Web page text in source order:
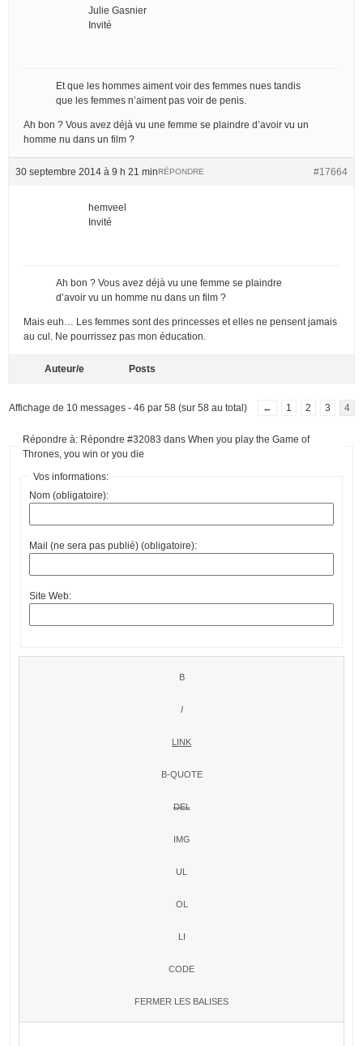
Julie Gasnier
Invité
Et que les hommes aiment voir des femmes nues tandis
que les femmes n’aiment pas voir de penis.
Ah bon ? Vous avez déjà vu une femme se plaindre d’avoir vu un
homme nu dans un film ?
30 septembre 2014 à 9 h 21 min #17664
RÉPONDRE
hemveel
Invité
Ah bon ? Vous avez déjà vu une femme se plaindre
d’avoir vu un homme nu dans un film ?
Mais euh… Les femmes sont des princesses et elles ne pensent jamais
au cul. Ne pourrissez pas mon éducation.
Auteur/e Posts
Affichage de 10 messages - 46 par 58 (sur 58 au total) ← 1 2 3 4
Répondre à: Répondre #32083 dans When you play the Game of
Thrones, you win or you die
Vos informations:
Nom (obligatoire):
Mail (ne sera pas publié) (obligatoire):
Site Web: